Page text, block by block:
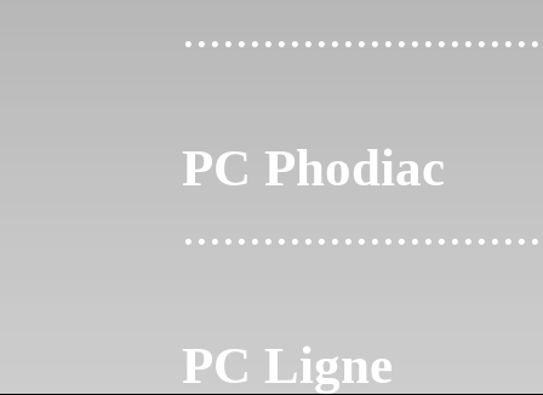
PC Phodiac
PC Ligne